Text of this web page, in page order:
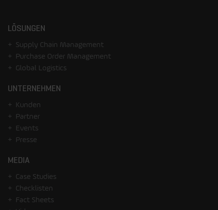
LÖSUNGEN
Supply Chain Management
Purchase Order Management
Global Logistics
UNTERNEHMEN
Kunden
Partner
Events
Presse
MEDIA
Case Studies
Checklisten
Fact Sheets